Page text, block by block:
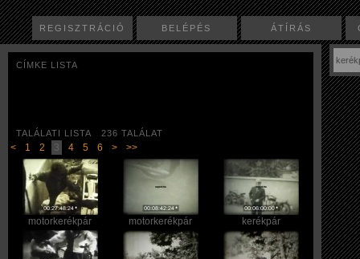
REGISZTRÁCIÓ BELÉPÉS ÁTÍRÁS
CÍMKE LISTA
TALÁLATI LISTA 236 TALÁLAT
< 1 2 3 4 5 6 > >>
motorkerékpár motorkerékpár kerékpár